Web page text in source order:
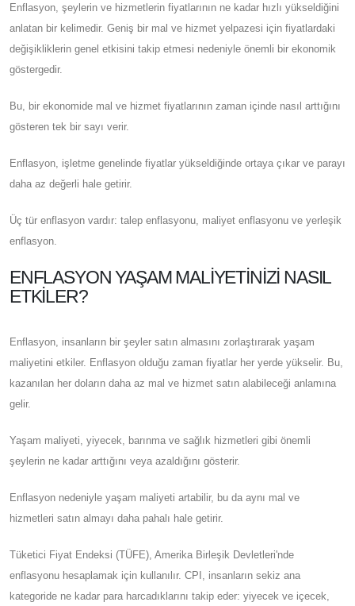
Enflasyon, şeylerin ve hizmetlerin fiyatlarının ne kadar hızlı yükseldiğini
anlatan bir kelimedir. Geniş bir mal ve hizmet yelpazesi için fiyatlardaki
değişikliklerin genel etkisini takip etmesi nedeniyle önemli bir ekonomik
göstergedir.
Bu, bir ekonomide mal ve hizmet fiyatlarının zaman içinde nasıl arttığını
gösteren tek bir sayı verir.
Enflasyon, işletme genelinde fiyatlar yükseldiğinde ortaya çıkar ve parayı
daha az değerli hale getirir.
Üç tür enflasyon vardır: talep enflasyonu, maliyet enflasyonu ve yerleşik
enflasyon.
ENFLASYON YAŞAM MALIYETINIZI NASIL
ETKILER?
Enflasyon, insanların bir şeyler satın almasını zorlaştırarak yaşam
maliyetini etkiler. Enflasyon olduğu zaman fiyatlar her yerde yükselir. Bu,
kazanılan her doların daha az mal ve hizmet satın alabileceği anlamına
gelir.
Yaşam maliyeti, yiyecek, barınma ve sağlık hizmetleri gibi önemli
şeylerin ne kadar arttığını veya azaldığını gösterir.
Enflasyon nedeniyle yaşam maliyeti artabilir, bu da aynı mal ve
hizmetleri satın almayı daha pahalı hale getirir.
Tüketici Fiyat Endeksi (TÜFE), Amerika Birleşik Devletleri'nde
enflasyonu hesaplamak için kullanılır. CPI, insanların sekiz ana
kategoride ne kadar para harcadıklarını takip eder: yiyecek ve içecek,